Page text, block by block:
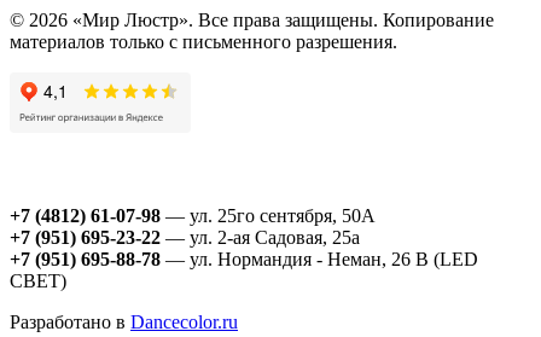
© 2026 «Мир Люстр». Все права защищены. Копирование
материалов только с письменного разрешения.
+7 (4812) 61-07-98 — ул. 25го сентября, 50А
+7 (951) 695-23-22 — ул. 2-ая Садовая, 25а
+7 (951) 695-88-78 — ул. Нормандия - Неман, 26 В (LED
СВЕТ)
Разработано в Dancecolor.ru